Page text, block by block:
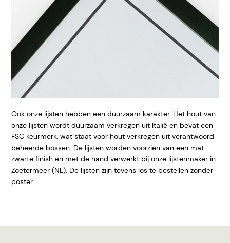
Ook onze lijsten hebben een duurzaam karakter. Het hout van
onze lijsten wordt duurzaam verkregen uit Italië en bevat een
FSC keurmerk, wat staat voor hout verkregen uit verantwoord
beheerde bossen. De lijsten worden voorzien van een mat
zwarte finish en met de hand verwerkt bij onze lijstenmaker in
Zoetermeer (NL). De lijsten zijn tevens los te bestellen zonder
poster.